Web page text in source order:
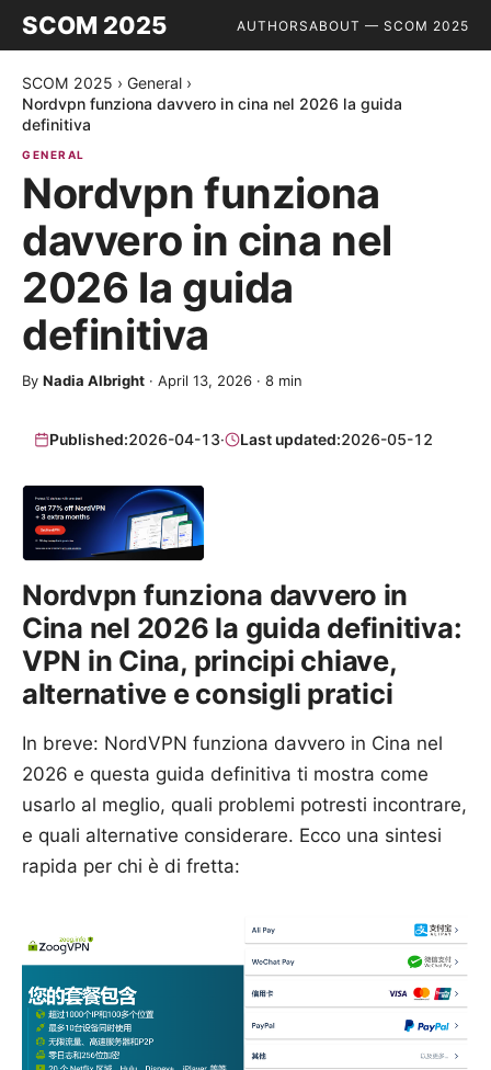
SCOM 2025 AUTHORSABOUT — SCOM 2025
SCOM 2025 › General ›
Nordvpn funziona davvero in cina nel 2026 la guida
definitiva
GENERAL
Nordvpn funziona
davvero in cina nel
2026 la guida
definitiva
By Nadia Albright · April 13, 2026 · 8 min
Published:2026-04-13· Last updated:2026-05-12
Nordvpn funziona davvero in
Cina nel 2026 la guida definitiva:
VPN in Cina, principi chiave,
alternative e consigli pratici
In breve: NordVPN funziona davvero in Cina nel
2026 e questa guida definitiva ti mostra come
usarlo al meglio, quali problemi potresti incontrare,
e quali alternative considerare. Ecco una sintesi
rapida per chi è di fretta: